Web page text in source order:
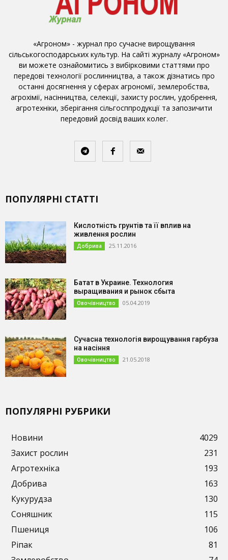
«Агроном» - журнал про сучасне вирощування
сільськогосподарських культур. На сайті журналу «Агроном»
ви можете ознайомитись з вибірковими статтями про
передові технології рослинництва, а також дізнатись про
останні досягнення у сферах агрономії, землеробства,
агрохімії, насінництва, селекції, захисту рослин, удобрення,
агротехніки, зберігання сільгосппродукції та запозичити
передовий досвід ваших колег.
ПОПУЛЯРНІ СТАТТІ
Кислотність грунтів та її вплив на
живлення рослин
Добрива 25.11.2016
Батат в Украине. Технология
выращивания и рынок сбыта
Овочівництво 05.04.2019
Сучасна технологія вирощування гарбуза
на насіння
Овочівництво 21.05.2018
ПОПУЛЯРНІ РУБРИКИ
Новини
4029
Захист рослин
231
Агротехніка
193
Добрива
163
Кукурудза
130
Соняшник
115
Пшениця
106
Ріпак
81